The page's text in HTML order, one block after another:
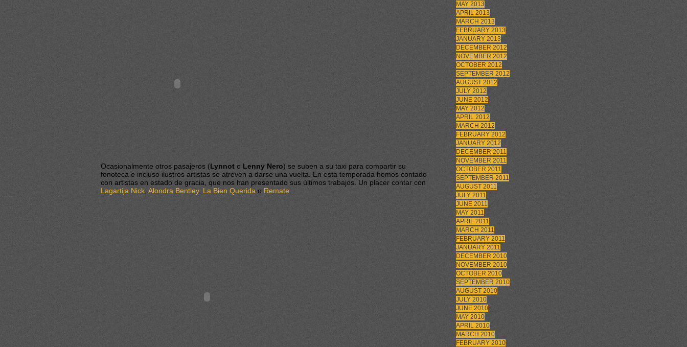
Ocasionalmente otros pasajeros (Lynnot o Lenny Nero) se suben a su taxi para compartir su
fonoteca e incluso ilustres artistas se atreven a darse una vuelta. En esta temporada hemos contado
con artistas en estado de gracia, que nos han presentado sus últimos trabajos. Un placer contar con
Lagartija Nick Alondra Bentley, La Bien Querida o Remate
MAY 2013
APRIL 2013
MARCH 2013
FEBRUARY 2013
JANUARY 2013
DECEMBER 2012
NOVEMBER 2012
OCTOBER 2012
SEPTEMBER 2012
AUGUST 2012
JULY 2012
JUNE 2012
MAY 2012
APRIL 2012
MARCH 2012
FEBRUARY 2012
JANUARY 2012
DECEMBER 2011
NOVEMBER 2011
OCTOBER 2011
SEPTEMBER 2011
AUGUST 2011
JULY 2011
JUNE 2011
MAY 2011
APRIL 2011
MARCH 2011
FEBRUARY 2011
JANUARY 2011
DECEMBER 2010
NOVEMBER 2010
OCTOBER 2010
SEPTEMBER 2010
AUGUST 2010
JULY 2010
JUNE 2010
MAY 2010
APRIL 2010
MARCH 2010
FEBRUARY 2010